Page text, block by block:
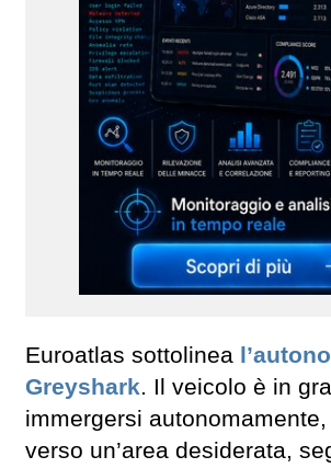
Euroatlas sottolinea
Greyshark. Il veicolo è in
immergersi
verso un’area desiderata,